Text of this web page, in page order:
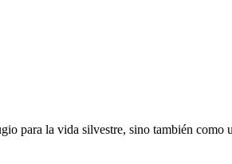
para la vida silvestre, sino también